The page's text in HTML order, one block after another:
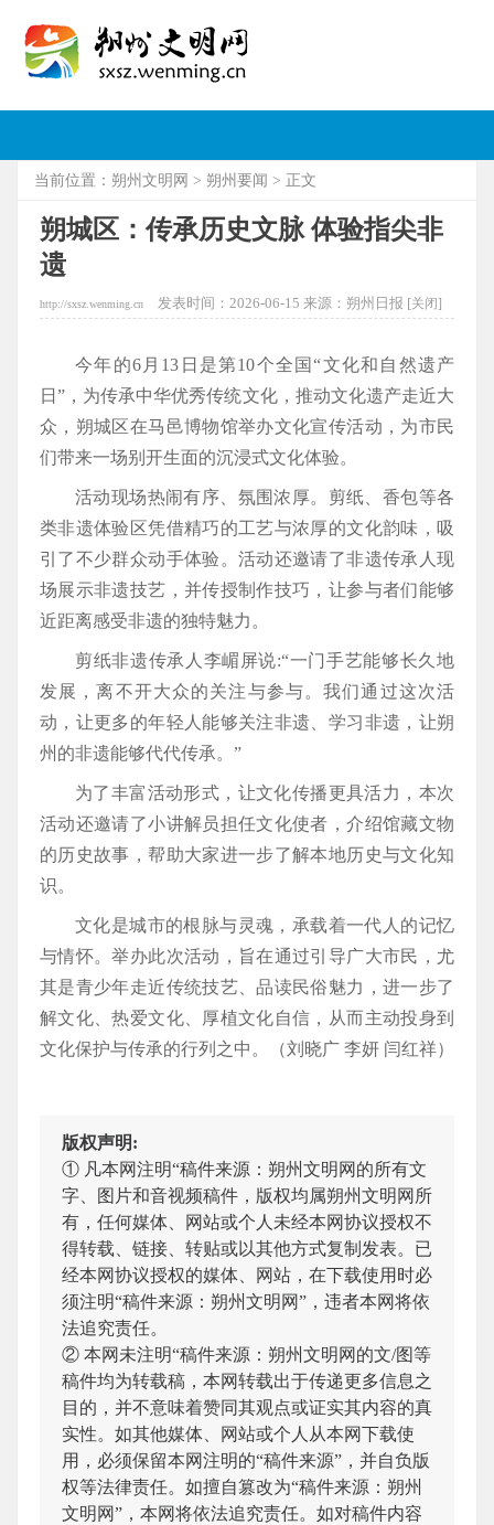
当前位置： 朔州文明网 > 朔州要闻 > 正文
朔城区：传承历史文脉 体验指尖非
遗
http://sxsz.wenming.cn 发表时间：2026-06-15 来源：朔州日报 [关闭]
今年的6月13日是第10个全国“文化和自然遗产
日”，为传承中华优秀传统文化，推动文化遗产走近大
众，朔城区在马邑博物馆举办文化宣传活动，为市民
们带来一场别开生面的沉浸式文化体验。
活动现场热闹有序、氛围浓厚。剪纸、香包等各
类非遗体验区凭借精巧的工艺与浓厚的文化韵味，吸
引了不少群众动手体验。活动还邀请了非遗传承人现
场展示非遗技艺，并传授制作技巧，让参与者们能够
近距离感受非遗的独特魅力。
剪纸非遗传承人李嵋屏说:“一门手艺能够长久地
发展，离不开大众的关注与参与。我们通过这次活
动，让更多的年轻人能够关注非遗、学习非遗，让朔
州的非遗能够代代传承。”
为了丰富活动形式，让文化传播更具活力，本次
活动还邀请了小讲解员担任文化使者，介绍馆藏文物
的历史故事，帮助大家进一步了解本地历史与文化知
识。
文化是城市的根脉与灵魂，承载着一代人的记忆
与情怀。举办此次活动，旨在通过引导广大市民，尤
其是青少年走近传统技艺、品读民俗魅力，进一步了
解文化、热爱文化、厚植文化自信，从而主动投身到
文化保护与传承的行列之中。（刘晓广 李妍 闫红祥）
版权声明:
① 凡本网注明“稿件来源：朔州文明网的所有文
字、图片和音视频稿件，版权均属朔州文明网所
有，任何媒体、网站或个人未经本网协议授权不
得转载、链接、转贴或以其他方式复制发表。已
经本网协议授权的媒体、网站，在下载使用时必
须注明“稿件来源：朔州文明网”，违者本网将依
法追究责任。
② 本网未注明“稿件来源：朔州文明网的文/图等
稿件均为转载稿，本网转载出于传递更多信息之
目的，并不意味着赞同其观点或证实其内容的真
实性。如其他媒体、网站或个人从本网下载使
用，必须保留本网注明的“稿件来源”，并自负版
权等法律责任。如擅自篡改为“稿件来源：朔州
文明网”，本网将依法追究责任。如对稿件内容